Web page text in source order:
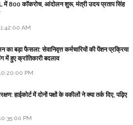
में 800 कॉकरोच, आंदोलन शुरू, मंत्री उदय प्रताप सिंह
AM
का बड़ा फैसला: सेवानिवृत्त कर्मचारियों की पेंशन प्रक्रिया
में हुए क्रांतिकारी बदलाव
PM
हाईकोर्ट में दोनों पक्षों के वकीलों ने क्या तर्क दिए, पढ़िए
PM